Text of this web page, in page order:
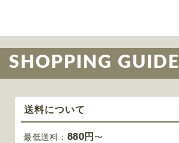
SHOPPING GUIDE
送料について
最低送料： 880円 〜